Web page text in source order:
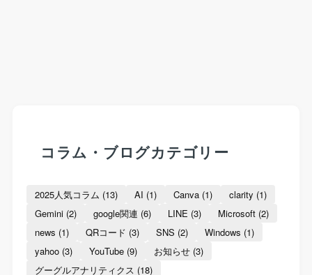
コラム・ブログカテゴリー
2025人気コラム (13) AI (1) Canva(1) clarity (1)
Gemini(2) google関連 (6) LINE (3) Microsoft(2)
news (1) QRコード (3) SNS (2) Windows (1)
yahoo(3) YouTube(9) お知らせ(3)
グーグルアナリティクス (18)